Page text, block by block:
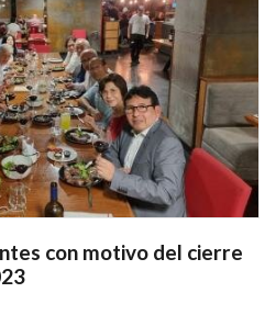
con motivo del cierre